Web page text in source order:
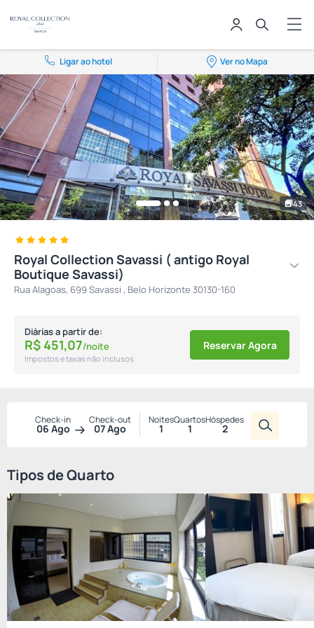
Ligar ao hotel Ver no Mapa
43
Royal Collection Savassi ( antigo Royal
Boutique Savassi)
Rua Alagoas, 699 Savassi , Belo Horizonte 30130-160
Diárias a partir de:
R$ 451,07/noite
Impostos e taxas não inclusos
Reservar Agora
Check-in
06 Ago
Check-out
07 Ago
Noites
1
Quartos
1
Hóspedes
2
Tipos de Quarto